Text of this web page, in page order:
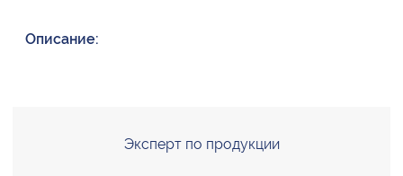
Описание:
Эксперт по продукции